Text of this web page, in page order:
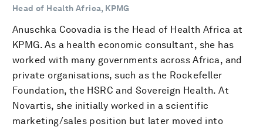
Head of Health Africa, KPMG
Anuschka Coovadia is the Head of Health Africa at
KPMG. As a health economic consultant, she has
worked with many governments across Africa, and
private organisations, such as the Rockefeller
Foundation, the HSRC and Sovereign Health. At
Novartis, she initially worked in a scientific
marketing/sales position but later moved into